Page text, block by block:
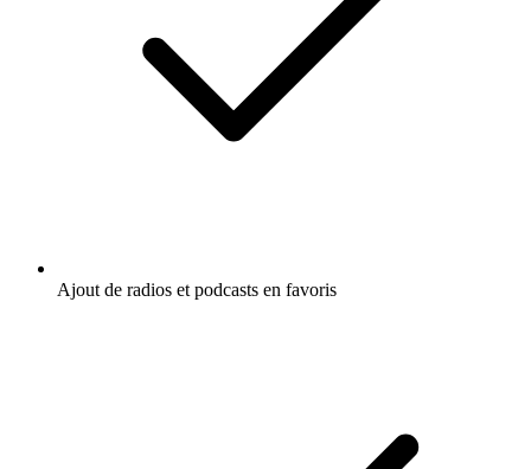
Ajout de radios et podcasts en favoris